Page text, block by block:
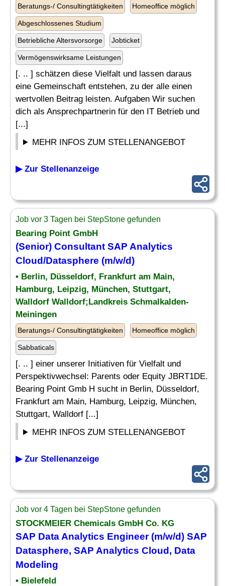
Beratungs-/ Consultingtätigkeiten Homeoffice möglich
Abgeschlossenes Studium
Betriebliche Altersvorsorge Jobticket
Vermögenswirksame Leistungen
[. .. ] schätzen diese Vielfalt und lassen daraus
eine Gemeinschaft entstehen, zu der alle einen
wertvollen Beitrag leisten. Aufgaben Wir suchen
dich als Ansprechpartnerin für den IT Betrieb und
[...]
MEHR INFOS ZUM STELLENANGEBOT
▶ Zur Stellenanzeige
Job vor 3 Tagen bei StepStone gefunden
Bearing Point GmbH
(Senior) Consultant SAP Analytics
Cloud/Datasphere (m/w/d)
• Berlin, Düsseldorf, Frankfurt am Main,
Hamburg, Leipzig, München, Stuttgart,
Walldorf Walldorf;Landkreis Schmalkalden-
Meiningen
Beratungs-/ Consultingtätigkeiten Homeoffice möglich
Sabbaticals
[. .. ] einer unserer Initiativen für Vielfalt und
Perspektivwechsel: Parents oder Equity JBRT1DE.
Bearing Point Gmb H sucht in Berlin, Düsseldorf,
Frankfurt am Main, Hamburg, Leipzig, München,
Stuttgart, Walldorf [...]
MEHR INFOS ZUM STELLENANGEBOT
▶ Zur Stellenanzeige
Job vor 4 Tagen bei StepStone gefunden
STOCKMEIER Chemicals GmbH Co. KG
SAP Data Analytics Engineer (m/w/d) SAP
Datasphere, SAP Analytics Cloud, Data
Modeling
• Bielefeld